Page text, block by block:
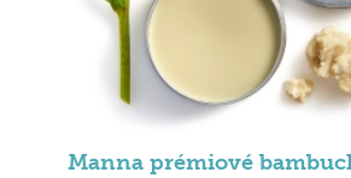
Manna prémiové